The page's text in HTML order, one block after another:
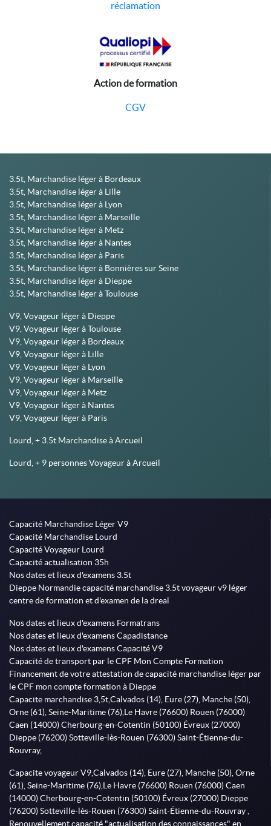
réclamation
Action de formation
CGV
3.5t, Marchandise léger à Bordeaux
3.5t, Marchandise léger à Lille
3.5t, Marchandise léger à Lyon
3.5t, Marchandise léger à Marseille
3.5t, Marchandise léger à Metz
3.5t, Marchandise léger à Nantes
3.5t, Marchandise léger à Paris
3.5t, Marchandise léger à Bonnières sur Seine
3.5t, Marchandise léger à Dieppe
3.5t, Marchandise léger à Toulouse
V9, Voyageur léger à Dieppe
V9, Voyageur léger à Toulouse
V9, Voyageur léger à Bordeaux
V9, Voyageur léger à Lille
V9, Voyageur léger à Lyon
V9, Voyageur léger à Marseille
V9, Voyageur léger à Metz
V9, Voyageur léger à Nantes
V9, Voyageur léger à Paris
Lourd, + 3.5t Marchandise à Arcueil
Lourd, + 9 personnes Voyageur à Arcueil
Capacité Marchandise Léger V9
Capacité Marchandise Lourd
Capacité Voyageur Lourd
Capacité actualisation 35h
Nos dates et lieux d'examens 3.5t
Dieppe Normandie capacité marchandise 3.5t voyageur v9 léger
centre de formation et d'examen de la dreal
Nos dates et lieux d'examens Formatrans
Nos dates et lieux d'examens Capadistance
Nos dates et lieux d'examens Capacité V9
Capacité de transport par le CPF Mon Compte Formation
Financement de votre attestation de capacité marchandise léger par
le CPF mon compte formation à Dieppe
Capacite marchandise 3,5t,Calvados (14), Eure (27), Manche (50),
Orne (61), Seine-Maritime (76),Le Havre (76600) Rouen (76000)
Caen (14000) Cherbourg-en-Cotentin (50100) Évreux (27000)
Dieppe (76200) Sotteville-lès-Rouen (76300) Saint-Étienne-du-
Rouvray,
Capacite voyageur V9,Calvados (14), Eure (27), Manche (50), Orne
(61), Seine-Maritime (76),Le Havre (76600) Rouen (76000) Caen
(14000) Cherbourg-en-Cotentin (50100) Évreux (27000) Dieppe
(76200) Sotteville-lès-Rouen (76300) Saint-Étienne-du-Rouvray ,
Renouvellement capacité "actualisation des connaissances" en